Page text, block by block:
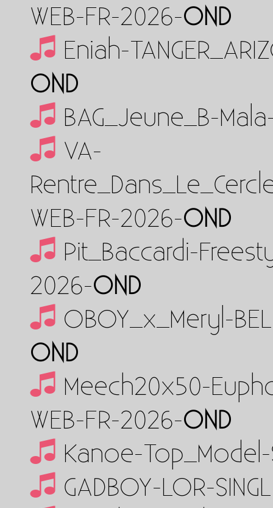
WEB-FR-2026-OND
Eniah-
OND
BAG_Jeune_B-
VA-
WEB-FR-2026-OND
Pit_Baccardi-
2026-OND
OBOY_x_Meryl-
OND
Meech20x50-
WEB-FR-2026-OND
Kanoe-Top_Model-
GADBOY-LOR-